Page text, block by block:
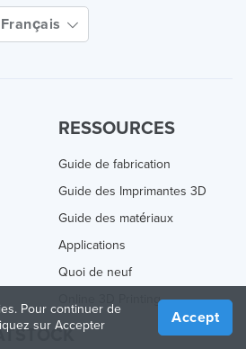
Français
RESSOURCES
Guide de fabrication
Guide des Imprimantes 3D
Guide des matériaux
Applications
Quoi de neuf
Online 3D Printing
Pour continuer de
sur Accepter
Accept